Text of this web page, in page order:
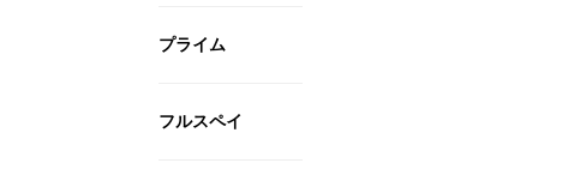
プライム
フルスペイ